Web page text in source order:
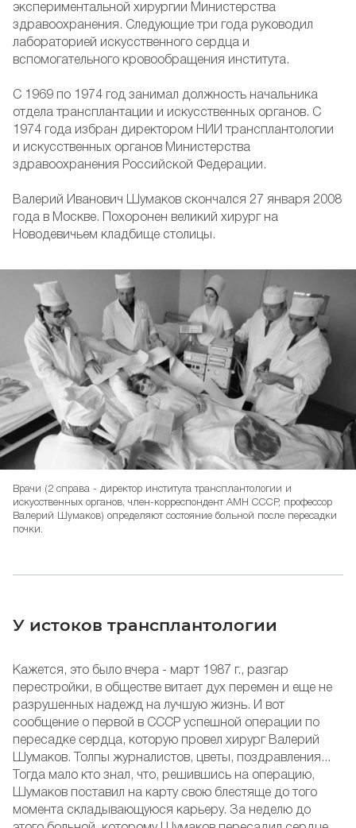
экспериментальной хирургии Министерства
здравоохранения. Следующие три года руководил
лабораторией искусственного сердца и
вспомогательного кровообращения института.
С 1969 по 1974 год занимал должность начальника
отдела трансплантации и искусственных органов. С
1974 года избран директором НИИ трансплантологии
и искусственных органов Министерства
здравоохранения Российской Федерации.
Валерий Иванович Шумаков скончался 27 января 2008
года в Москве. Похоронен великий хирург на
Новодевичьем кладбище столицы.
Врачи (2 справа - директор института трансплантологии и
искусственных органов, член-корреспондент АМН СССР, профессор
Валерий Шумаков) определяют состояние больной после пересадки
почки.
У истоков трансплантологии
Кажется, это было вчера - март 1987 г., разгар
перестройки, в обществе витает дух перемен и еще не
разрушенных надежд на лучшую жизнь. И вот
сообщение о первой в СССР успешной операции по
пересадке сердца, которую провел хирург Валерий
Шумаков. Толпы журналистов, цветы, поздравления...
Тогда мало кто знал, что, решившись на операцию,
Шумаков поставил на карту свою блестяще до того
момента складывающуюся карьеру. За неделю до